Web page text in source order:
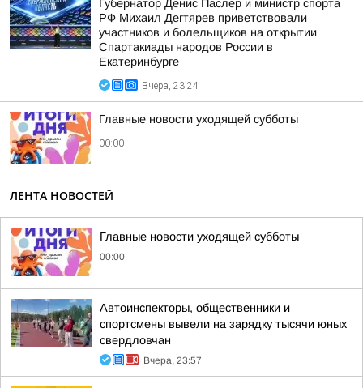
Губернатор Денис Паслер и министр спорта
РФ Михаил Дегтярев приветствовали
участников и болельщиков на открытии
Спартакиады народов России в
Екатеринбурге
Вчера, 23:24
Главные новости уходящей субботы
00:00
ЛЕНТА НОВОСТЕЙ
Главные новости уходящей субботы
00:00
Автоинспекторы, общественники и
спортсмены вывели на зарядку тысячи юных
свердловчан
Вчера, 23:57